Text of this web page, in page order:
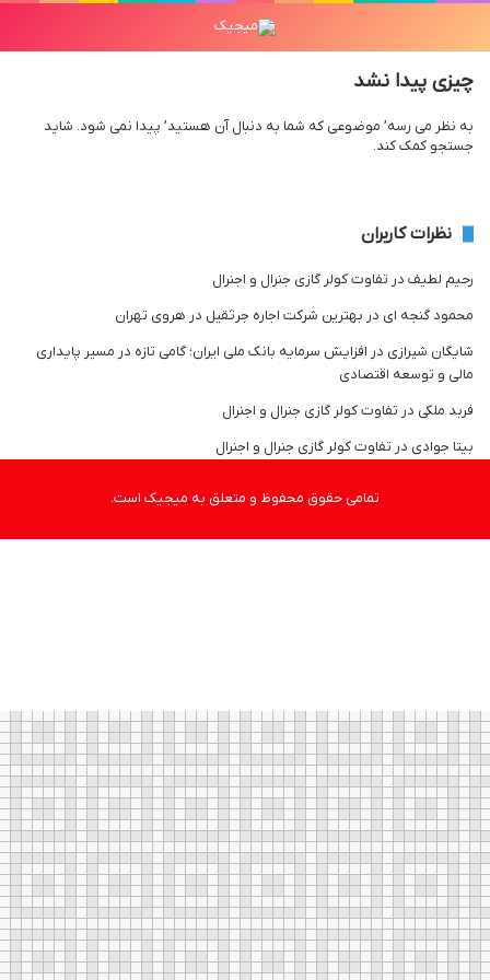
چیزی پیدا نشد
به نظر می رسه’ موضوعی که شما به دنبال آن هستید’ پیدا نمی شود. شاید
جستجو کمک کند.
نظرات کاربران
رحیم لطیف در تفاوت کولر گازی جنرال و اجنرال
محمود گنجه ای در بهترین شرکت اجاره جرثقیل در هروی تهران
شایگان شیرازی در افزایش سرمایه بانک ملی ایران؛ گامی تازه در مسیر پایداری
مالی و توسعه اقتصادی
فربد ملکی در تفاوت کولر گازی جنرال و اجنرال
بیتا جوادی در تفاوت کولر گازی جنرال و اجنرال
تمامی حقوق محفوظ و متعلق به میجیک است.